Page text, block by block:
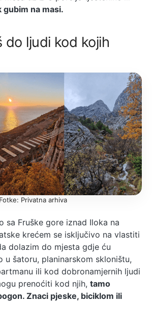
gubim na masi.
do ljudi kod kojih
Fotke: Privatna arhiva
sa Fruške gore iznad Iloka na
krećem se isključivo na vlastiti
dolazim do mjesta gdje ću
u šatoru, planinarskom skloništu,
ili kod dobronamjernih ljudi
prenoćiti kod njih, tamo
Znaci pjeske, biciklom ili